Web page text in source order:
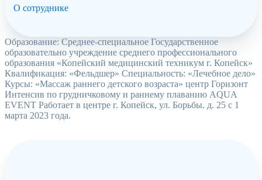
О сотруднике
Образование: Среднее-специальное Государственное
образовательно учреждение среднего профессионального
образования «Копейский медицинский техникум г. Копейск»
Квалификация: «Фельдшер» Специальность: «Лечебное дело»
Курсы: «Массаж раннего детского возраста» центр Горизонт
Интенсив по грудничковому и раннему плаванию AQUA
EVENT Работает в центре г. Копейск, ул. Борьбы. д. 25 с 1
марта 2023 года.